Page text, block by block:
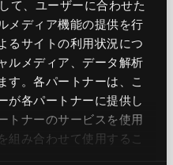
て、ユーザーに合わせた
メディア機能の提供を行
るサイトの利用状況につ
ルメディア、データ解析
す。各パートナーは、こ
が各パートナーに提供し
トナーのサービスを使用
組み合わせて使用​​するこ